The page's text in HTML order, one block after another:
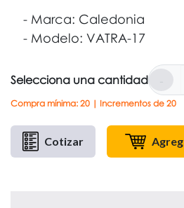
Marca: Caledonia
Modelo: VATRA-17
Selecciona una cantidad
Compra mínima: 20 | Incrementos de 20
Cotizar